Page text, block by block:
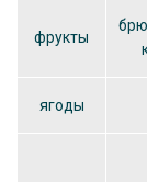
фрукты
ягоды